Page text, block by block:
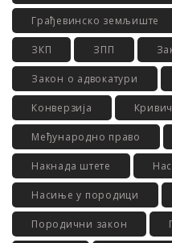
Грађевинско земљиште
ЗКП ЗПП
Закон о адвокатури
Конверзија
Међународно право
Накнада штете
Насиње у породици
Породични закон